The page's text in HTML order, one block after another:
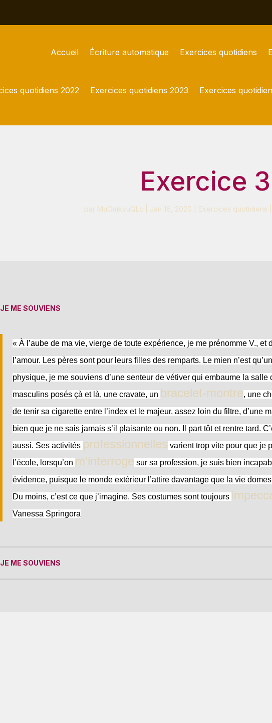
Accueil Écriture automatique Exercices quotidiens
quotidiens 2022 Exercices quotidiens 2023 Exercices
Exercice 3
par MaOmkvuQLc Jan 16, 2020 Exercices quotidiens
JE ME SOUVIENS
« À l’aube de ma vie, vierge de toute expérience, je me prénomme V., et
l’amour. Les pères sont pour leurs filles des remparts. Le mien n’est
physique, je me souviens d’une senteur de vétiver qui embaume la salle
masculins posés çà et là, une cravate, un bracelet-montre, une
de tenir sa cigarette entre l’index et le majeur, assez loin du filtre, d’une
bien que je ne sais jamais s’il plaisante ou non. Il part tôt et rentre tard.
aussi. Ses activités professionnelles varient trop vite pour que je
l’école, lorsqu’on m’interroge sur sa profession, je suis bien
évidence, puisque le monde extérieur l’attire davantage que la vie
Du moins, c’est ce que j’imagine. Ses costumes sont toujours
Vanessa Springora
JE ME SOUVIENS